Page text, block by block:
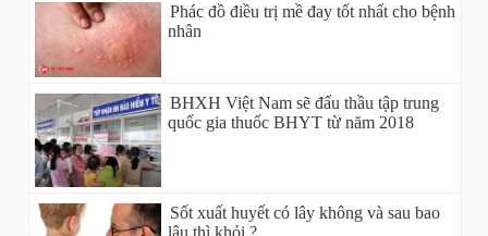
Phác đồ điều trị mề đay tốt nhất cho bệnh
nhân
BHXH Việt Nam sẽ đấu thầu tập trung
quốc gia thuốc BHYT từ năm 2018
Sốt xuất huyết có lây không và sau bao
lâu thì khỏi ?